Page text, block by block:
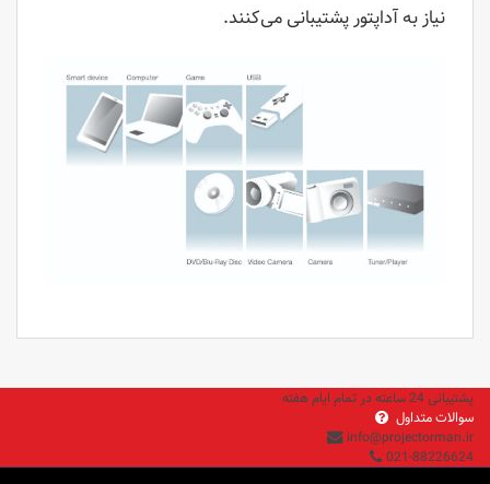
نیاز به آداپتور پشتیبانی می‌کنند.
پشتیبانی 24 ساعته در تمام ایام هفته
سوالات متداول
info@projectorman.ir
021-88226624